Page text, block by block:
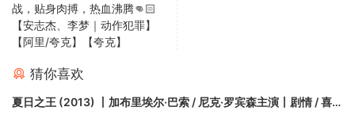
战，贴身肉搏，热血沸腾👊🏻
【安志杰、李梦｜动作犯罪】
【阿里/夸克】【夸克】
猜你喜欢
夏日之王 (2013) 丨加布里埃尔·巴索 / 尼克·罗宾森主演丨剧情 / 喜剧